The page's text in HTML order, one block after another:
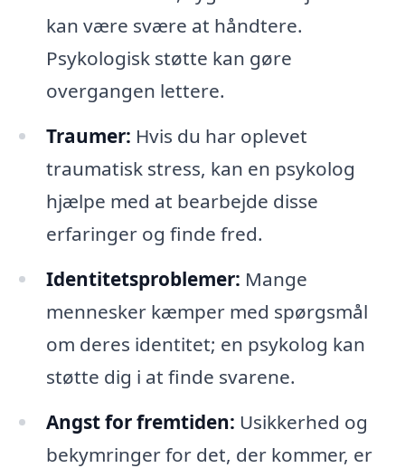
kan være svære at håndtere.
Psykologisk støtte kan gøre
overgangen lettere.
Traumer: Hvis du har oplevet
traumatisk stress, kan en psykolog
hjælpe med at bearbejde disse
erfaringer og finde fred.
Identitetsproblemer: Mange
mennesker kæmper med spørgsmål
om deres identitet; en psykolog kan
støtte dig i at finde svarene.
Angst for fremtiden: Usikkerhed og
bekymringer for det, der kommer, er